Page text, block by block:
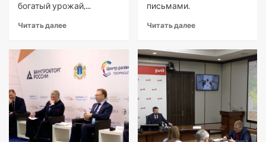
богатый урожай,...
Читать далее
письмами.
Читать далее